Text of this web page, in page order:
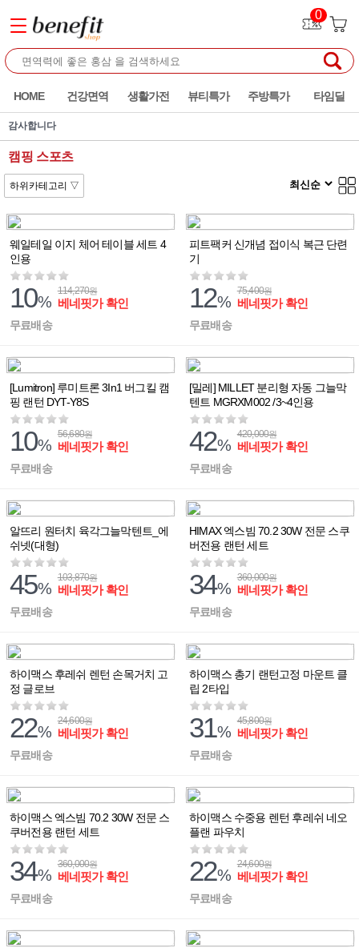
0
HOME 건강면역 생활가전 뷰티특가 주방특가 타임딜
행복한 특가혜택! 베네핏샵 즐거운 쇼핑 되세요
감사합니다
캠핑 스포츠
웨일테일 이지 체어 테이블 세트 4
인용
10%
114,270원
베네핏가 확인
무료배송
피트팩커 신개념 접이식 복근 단련
기
12%
75,400원
베네핏가 확인
무료배송
[Lumitron] 루미트론 3In1 버그킬 캠
핑 랜턴 DYT-Y8S
10%
56,680원
베네핏가 확인
무료배송
[밀레] MILLET 분리형 자동 그늘막
텐트 MGRXM002 /3~4인용
42%
420,000원
베네핏가 확인
무료배송
알뜨리 원터치 육각그늘막텐트_에
쉬넷(대형)
45%
103,870원
베네핏가 확인
무료배송
HIMAX 엑스빔 70.2 30W 전문 스쿠
버전용 랜턴 세트
34%
360,000원
베네핏가 확인
무료배송
하이맥스 후레쉬 렌턴 손목거치 고
정 글로브
22%
24,600원
베네핏가 확인
무료배송
하이맥스 총기 랜턴고정 마운트 클
립 2타입
31%
45,800원
베네핏가 확인
무료배송
하이맥스 엑스빔 70.2 30W 전문 스
쿠버전용 랜턴 세트
34%
360,000원
베네핏가 확인
무료배송
하이맥스 수중용 렌턴 후레쉬 네오
플랜 파우치
22%
24,600원
베네핏가 확인
무료배송